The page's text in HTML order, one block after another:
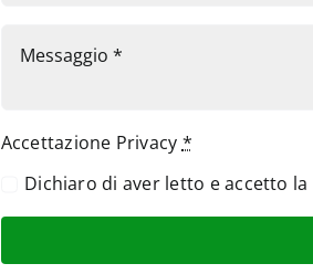
Accettazione Privacy *
Dichiaro di aver letto e accetto la